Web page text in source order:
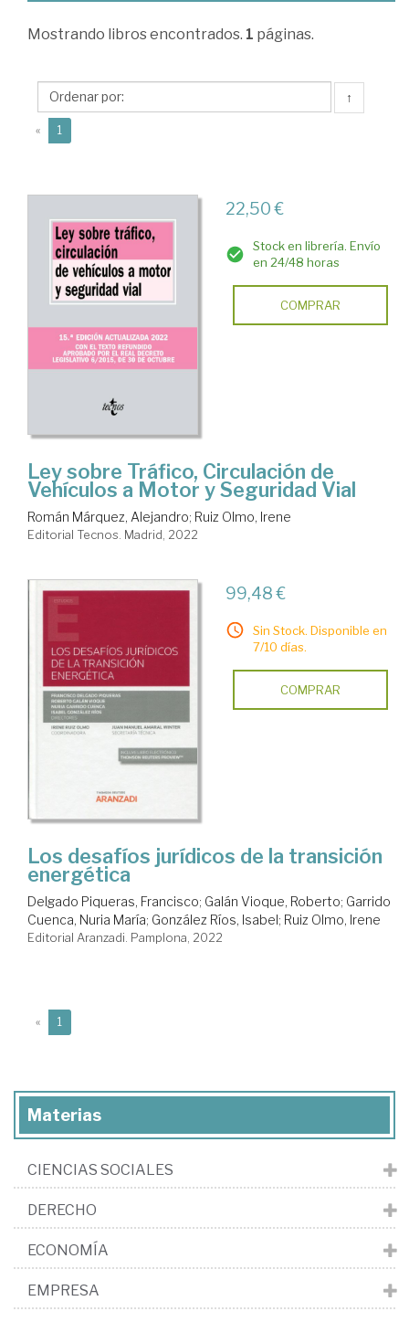
Ruiz
Irene
Mostrando libros encontrados. 1 páginas.
↑
« 1
22,50 €
Stock en librería. Envío
en 24/48 horas
COMPRAR
Ley sobre Tráfico, Circulación de
Vehículos a Motor y Seguridad Vial
Román Márquez, Alejandro; Ruiz Olmo, Irene
Editorial Tecnos. Madrid, 2022
99,48 €
Sin Stock. Disponible en
7/10 días.
COMPRAR
Los desafíos jurídicos de la transición
energética
Delgado Piqueras, Francisco; Galán Vioque, Roberto; Garrido
Cuenca, Nuria María; González Ríos, Isabel; Ruiz Olmo, Irene
Editorial Aranzadi. Pamplona, 2022
« 1
Materias
CIENCIAS SOCIALES
DERECHO
ECONOMÍA
EMPRESA